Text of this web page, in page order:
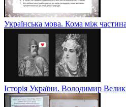
Українська мова. Кома між
Історія України. Володимир